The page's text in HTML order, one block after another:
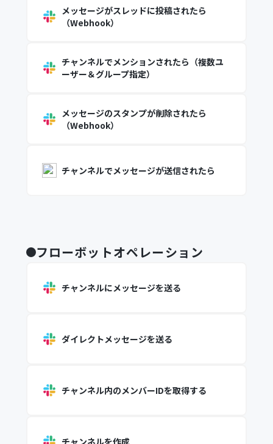
メッセージがスレッドに投稿されたら
（Webhook）
チャンネルでメンションされたら（複数ユ
ーザー＆グループ指定）
メッセージのスタンプが削除されたら
（Webhook）
チャンネルでメッセージが送信されたら
フローボットオペレーション
チャンネルにメッセージを送る
ダイレクトメッセージを送る
チャンネル内のメンバーIDを取得する
チャンネルを作成